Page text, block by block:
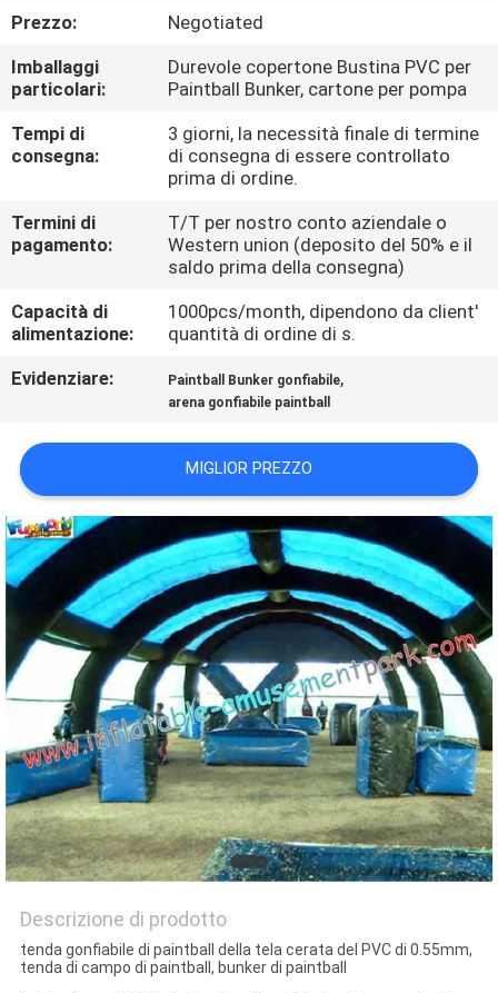
CONTROLLO
DI
QUALITÀ
COMPANY
DEL
SITO
POLICY
Prezzo:
Negotiated
Imballaggi
particolari:
Durevole copertone Bustina PVC per
Paintball Bunker, cartone per pompa
Tempi di
consegna:
3 giorni, la necessità finale di termine
di consegna di essere controllato
prima di ordine.
Termini di
pagamento:
T/T per nostro conto aziendale o
Western union (deposito del 50% e il
saldo prima della consegna)
Capacità di
alimentazione:
1000pcs/month, dipendono da client'
quantità di ordine di s.
Evidenziare:
Paintball Bunker gonfiabile,
arena gonfiabile paintball
MIGLIOR PREZZO
Descrizione di prodotto
tenda gonfiabile di paintball della tela cerata del PVC di 0.55mm,
tenda di campo di paintball, bunker di paintball